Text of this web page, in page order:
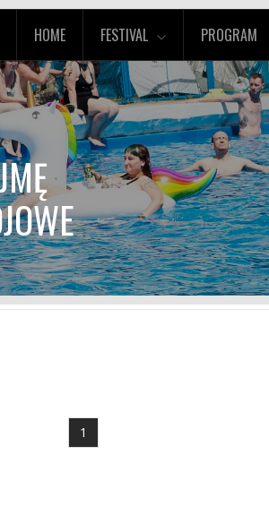
HOME FESTIVAL PROGRAM
1